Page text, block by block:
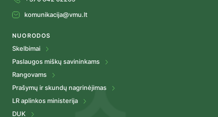
komunikacija@vmu.lt
NUORODOS
Skelbimai
Paslaugos miškų savininkams
Rangovams
Prašymų ir skundų nagrinėjimas
LR aplinkos ministerija
DUK